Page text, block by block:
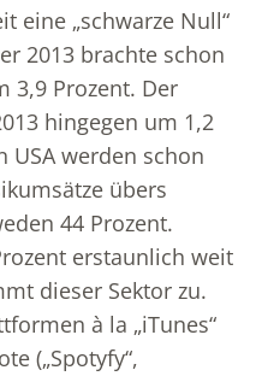
eine „schwarze Null“
2013 brachte schon
3,9 Prozent. Der
hingegen um 1,2
USA werden schon
übers
44 Prozent.
erstaunlich weit
dieser Sektor zu.
à la „iTunes“
(„Spotyfy“,